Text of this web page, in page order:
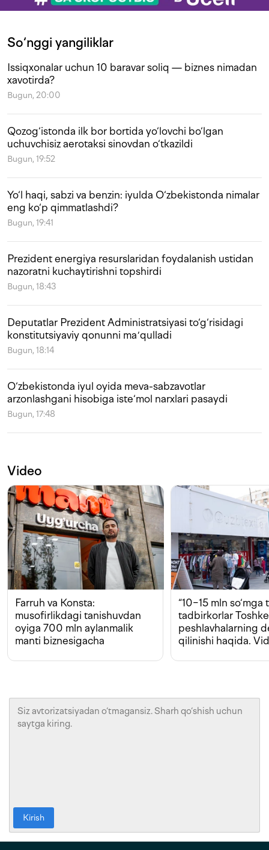
So‘nggi yangiliklar
Issiqxonalar uchun 10 baravar soliq — biznes nimadan
xavotirda?
Bugun, 20:00
Qozog‘istonda ilk bor bortida yo‘lovchi bo‘lgan
uchuvchisiz aerotaksi sinovdan o‘tkazildi
Bugun, 19:52
Yo‘l haqi, sabzi va benzin: iyulda O‘zbekistonda nimalar
eng ko‘p qimmatlashdi?
Bugun, 19:41
Prezident energiya resurslaridan foydalanish ustidan
nazoratni kuchaytirishni topshirdi
Bugun, 18:43
Deputatlar Prezident Administratsiyasi to‘g‘risidagi
konstitutsiyaviy qonunni maʼqulladi
Bugun, 18:14
O‘zbekistonda iyul oyida meva-sabzavotlar
arzonlashgani hisobiga iste‘mol narxlari pasaydi
Bugun, 17:48
Video
Farruh va Konsta:
musofirlikdagi tanishuvdan
oyiga 700 mln aylanmalik
manti biznesigacha
“10−15 mln so‘mga
tadbirkorlar
peshlavhalarning
qilinishi haqida.
Kirish